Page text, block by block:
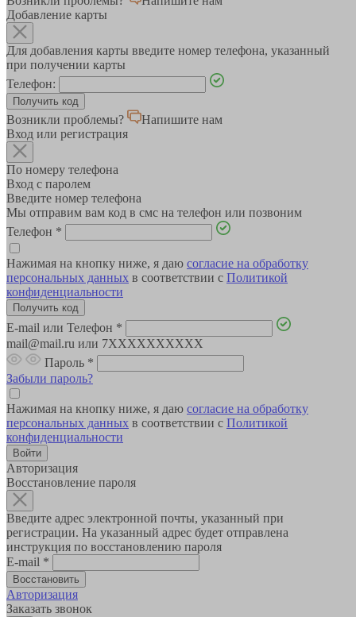
Добавление карты
Для добавления карты введите номер телефона, указанный
при получении карты
Телефон:
Возникли проблемы?
Напишите нам
Вход или регистрация
По номеру телефона
Вход с паролем
Введите номер телефона
Мы отправим вам код в смс на телефон или позвоним
Телефон *
Нажимая на кнопку ниже, я даю согласие на обработку
персональных данных в соответствии с Политикой
конфиденциальности
E-mail или Телефон *
mail@mail.ru или 7XXXXXXXXXX
Пароль *
Забыли пароль?
Нажимая на кнопку ниже, я даю согласие на обработку
персональных данных в соответствии с Политикой
конфиденциальности
Авторизация
Восстановление пароля
Введите адрес электронной почты, указанный при
регистрации. На указанный адрес будет отправлена
инструкция по восстановлению пароля
E-mail *
Авторизация
Заказать звонок